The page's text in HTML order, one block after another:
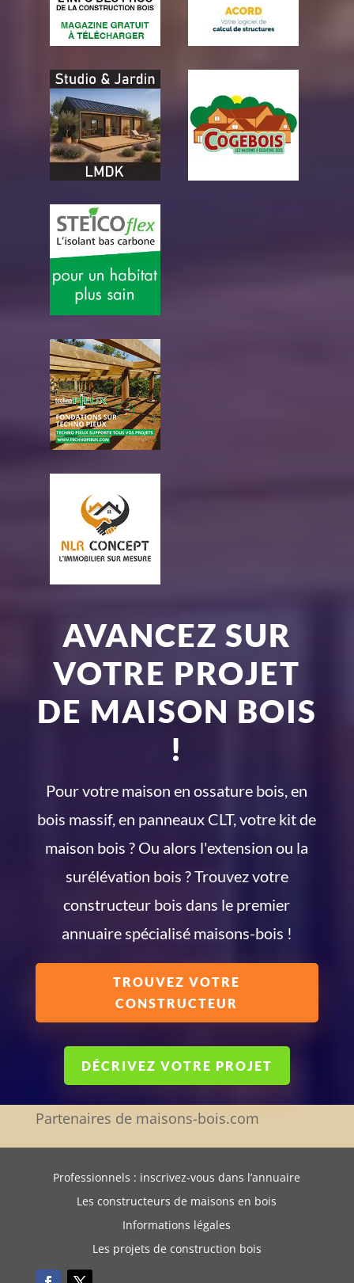
AVANCEZ SUR
VOTRE PROJET
DE MAISON BOIS
!
Pour votre maison en ossature bois, en
bois massif, en panneaux CLT, votre kit de
maison bois ? Ou alors l'extension ou la
surélévation bois ? Trouvez votre
constructeur bois dans le premier
annuaire spécialisé maisons-bois !
TROUVEZ VOTRE
CONSTRUCTEUR
DÉCRIVEZ VOTRE PROJET
Partenaires de maisons-bois.com
Professionnels : inscrivez-vous dans l’annuaire
Les constructeurs de maisons en bois
Informations légales
Les projets de construction bois